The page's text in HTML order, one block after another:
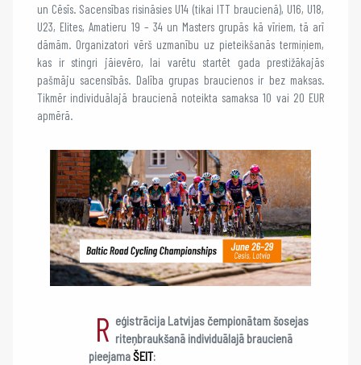
un Cēsīs. Sacensības risināsies U14 (tikai ITT braucienā), U16, U18,
U23, Elites, Amatieru 19 – 34 un Masters grupās kā vīriem, tā arī
dāmām. Organizatori vērš uzmanību uz pieteikšanās termiņiem,
kas ir stingri jāievēro, lai varētu startēt gada prestižākajās
pašmāju sacensībās. Dalība grupas braucienos ir bez maksas.
Tikmēr individuālajā braucienā noteikta samaksa 10 vai 20 EUR
apmērā.
R eģistrācija Latvijas čempionātam šosejas
riteņbraukšanā individuālajā braucienā
pieejamaŠEIT: